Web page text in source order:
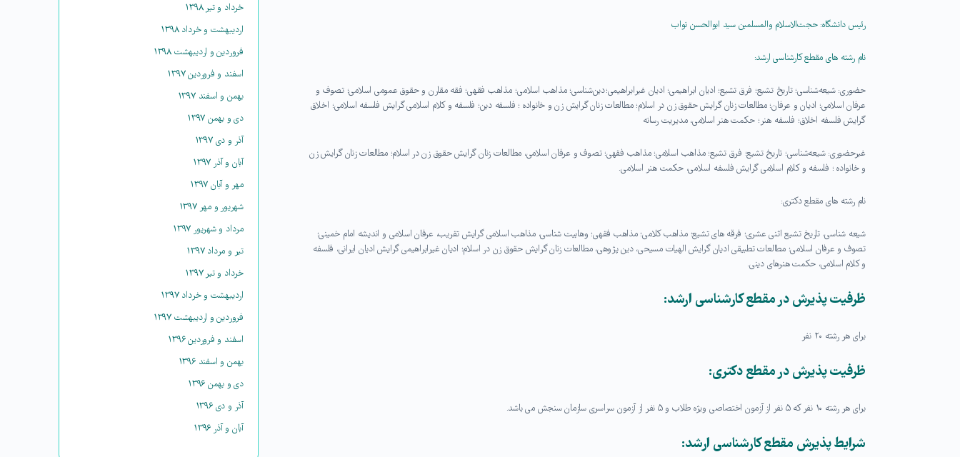
رئیس دانشگاه: حجت‌الاسلام والمسلمین سید ابوالحسن نواب
نام رشته های مقطع کارشناسی ارشد:
حضوری: شیعه‌شناسی؛ تاریخ تشیع؛ فرق تشیع؛ ادیان ابراهیمی؛ ادیان غیرابراهیمی؛ دین‌شناسی؛ مذاهب اسلامی؛ مذاهب فقهی؛ فقه مقارن و حقوق عمومی اسلامی؛ تصوف و
عرفان اسلامی؛ ادیان و عرفان؛ مطالعات زنان گرایش حقوق زن در اسلام؛ مطالعات زنان گرایش زن و خانواده ؛ فلسفه دین؛ فلسفه و کلام اسلامی گرایش فلسفه اسلامی؛ اخلاق
گرایش فلسفه اخلاق؛ فلسفه هنر؛ حکمت هنر اسلامی، مدیریت رسانه
غیرحضوری: شیعه‌شناسی؛ تاریخ تشیع؛ فرق تشیع؛ مذاهب اسلامی؛ مذاهب فقهی؛ تصوف و عرفان اسلامی، مطالعات زنان گرایش حقوق زن در اسلام؛ مطالعات زنان گرایش زن
و خانواده ؛ فلسفه و کلام اسلامی گرایش فلسفه اسلامی، حکمت هنر اسلامی.
نام رشته های مقطع دکتری:
شیعه شناسی، تاریخ تشیع اثنی عشری؛ فرقه های تشیع؛ مذاهب کلامی؛ مذاهب فقهی؛ وهابیت شناسی، مذاهب اسلامی گرایش تقریب، عرفان اسلامی و اندیشه امام خمینی؛
تصوف و عرفان اسلامی؛ مطالعات تطبیقی ادیان گرایش الهیات مسیحی، دین پژوهی، مطالعات زنان گرایش حقوق زن در اسلام؛ ادیان غیرابراهیمی گرایش ادیان ایرانی، فلسفه
و کلام اسلامی، حکمت هنرهای دینی.
ظرفیت پذیرش در مقطع کارشناسی ارشد:
برای هر رشته ۲۰ نفر
ظرفیت پذیرش در مقطع دکتری:
برای هر رشته ۱۰ نفر که ۵ نفر از آزمون اختصاصی ویژه طلاب و ۵ نفر از آزمون سراسری سازمان سنجش می باشد.
شرایط پذیرش مقطع کارشناسی ارشد:
خرداد و تیر ۱۳۹۸
اردیبهشت و خرداد ۱۳۹۸
فروردین و اردیبهشت ۱۳۹۸
اسفند و فروردین ۱۳۹۷
بهمن و اسفند ۱۳۹۷
دی و بهمن ۱۳۹۷
آذر و دی ۱۳۹۷
آبان و آذر ۱۳۹۷
مهر و آبان ۱۳۹۷
شهریور و مهر ۱۳۹۷
مرداد و شهریور ۱۳۹۷
تیر و مرداد ۱۳۹۷
خرداد و تیر ۱۳۹۷
اردیبهشت و خرداد ۱۳۹۷
فروردین و اردیبهشت ۱۳۹۷
اسفند و فروردین ۱۳۹۶
بهمن و اسفند ۱۳۹۶
دی و بهمن ۱۳۹۶
آذر و دی ۱۳۹۶
آبان و آذر ۱۳۹۶